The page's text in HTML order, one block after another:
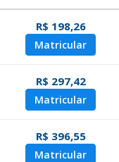
R$ 198,26
Matricular
R$ 297,42
Matricular
R$ 396,55
Matricular